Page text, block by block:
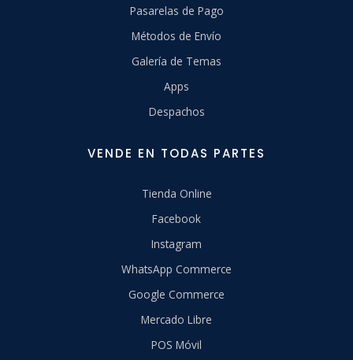
Pasarelas de Pago
Métodos de Envío
Galería de Temas
Apps
Despachos
VENDE EN TODAS PARTES
Tienda Online
Facebook
Instagram
WhatsApp Commerce
Google Commerce
Mercado Libre
POS Móvil